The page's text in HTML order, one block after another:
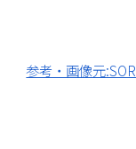
参考・画像元